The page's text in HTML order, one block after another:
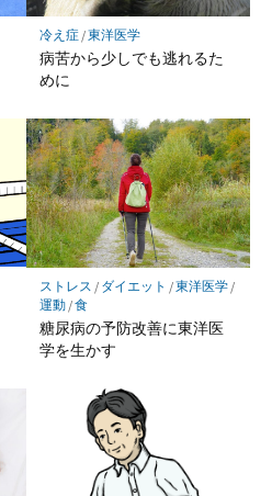
冷え症/東洋医学
病苦から少しでも逃れるた
めに
ストレス / ダイエット /東洋医学/
運動/食
糖尿病の予防改善に東洋医
学を生かす